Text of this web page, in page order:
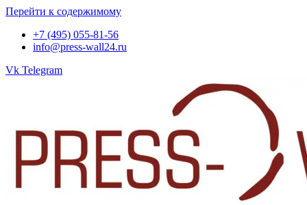
Перейти к содержимому
+7 (495) 055-81-56
info@press-wall24.ru
Vk Telegram